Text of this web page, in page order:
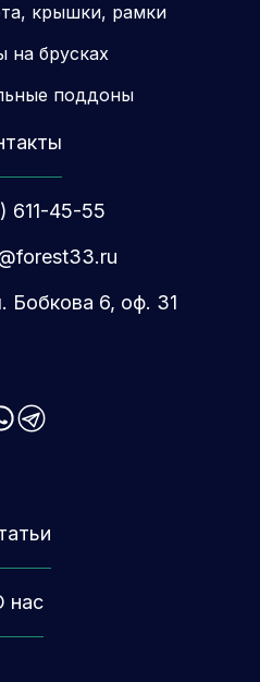
крышки, рамки
на брусках
поддоны
611-45-55
Бобкова 6, оф. 31
нас